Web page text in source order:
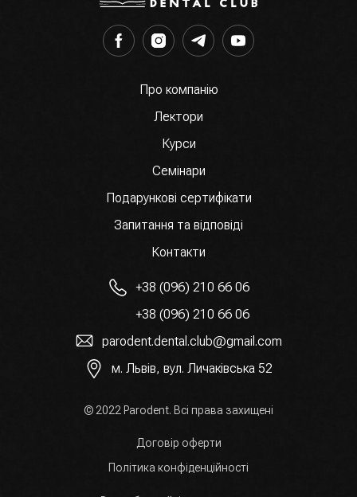
Про компанію
Лектори
Курси
Семінари
Подарункові сертифікати
Запитання та відповіді
Контакти
+38 (096) 210 66 06
+38 (096) 210 66 06
parodent.dental.club@gmail.com
м. Львів, вул. Личаківська 52
© 2022 Parodent. Всі права захищені
Договір оферти
Політика конфіденційності